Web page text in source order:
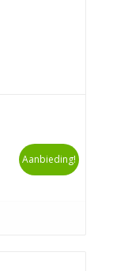
Aanbieding!